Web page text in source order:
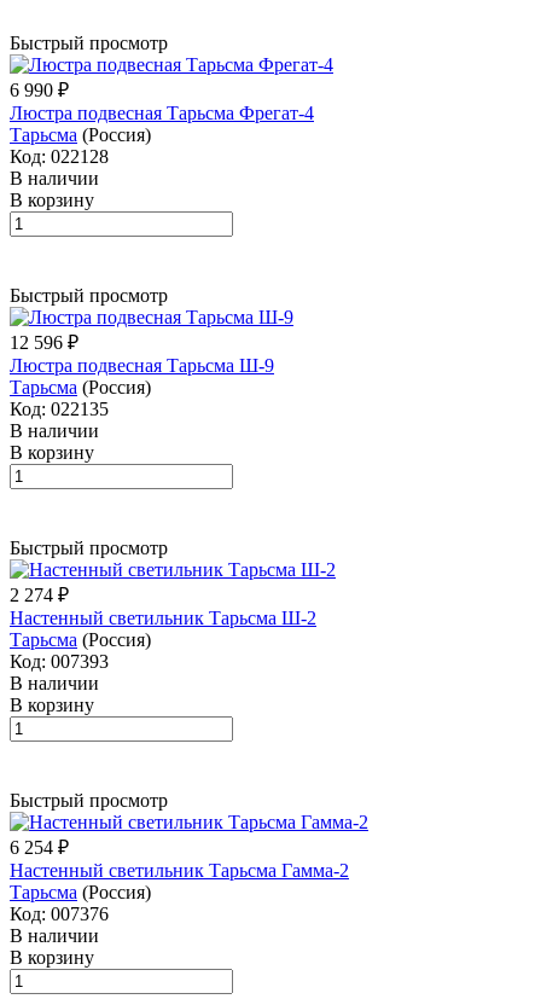
Быстрый просмотр
6 990 ₽
Люстра подвесная Тарьсма Фрегат-4
Тарьсма (Россия)
Код: 022128
В наличии
В корзину
Быстрый просмотр
12 596 ₽
Люстра подвесная Тарьсма Ш-9
Тарьсма (Россия)
Код: 022135
В наличии
В корзину
Быстрый просмотр
2 274 ₽
Настенный светильник Тарьсма Ш-2
Тарьсма (Россия)
Код: 007393
В наличии
В корзину
Быстрый просмотр
6 254 ₽
Настенный светильник Тарьсма Гамма-2
Тарьсма (Россия)
Код: 007376
В наличии
В корзину